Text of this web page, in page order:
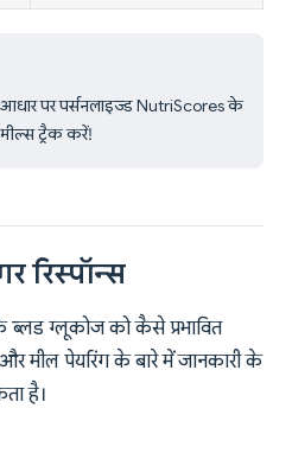
पर पर्सनलाइज्ड NutriScores के
ट्रैक करें!
रिस्पॉन्स
ग्लूकोज को कैसे प्रभावित
मील पेयरिंग के बारे में जानकारी के
है।